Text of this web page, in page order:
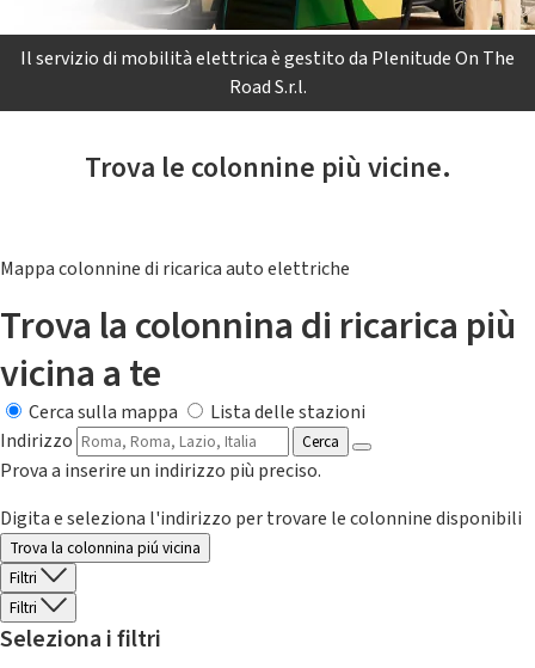
Il servizio di mobilità elettrica è gestito da Plenitude On The
Road S.r.l.
Trova le colonnine più vicine.
Mappa colonnine di ricarica auto elettriche
Trova la colonnina di ricarica più
vicina a te
Cerca sulla mappa
Lista delle stazioni
Indirizzo
Cerca
Prova a inserire un indirizzo più preciso.
Digita e seleziona l'indirizzo per trovare le colonnine disponibili
Trova la colonnina piú vicina
Filtri
Filtri
Seleziona i filtri